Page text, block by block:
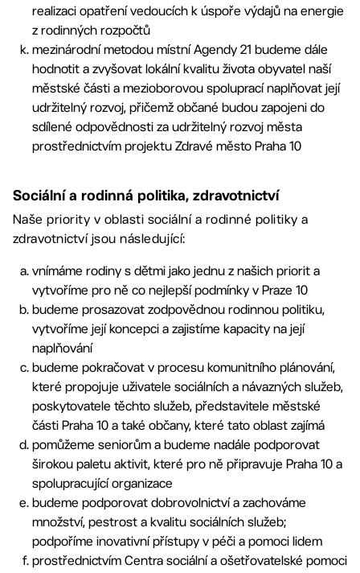
realizaci opatření vedoucích k úspoře výdajů na energie
z rodinných rozpočtů
mezinárodní metodou místní Agendy 21 budeme dále
hodnotit a zvyšovat lokální kvalitu života obyvatel naší
městské části a mezioborovou spoluprací naplňovat její
udržitelný rozvoj, přičemž občané budou zapojeni do
sdílené odpovědnosti za udržitelný rozvoj města
prostřednictvím projektu Zdravé město Praha 10
Sociální a rodinná politika, zdravotnictví
Naše priority v oblasti sociální a rodinné politiky a
zdravotnictví jsou následující:
vnímáme rodiny s dětmi jako jednu z našich priorit a
vytvoříme pro ně co nejlepší podmínky v Praze 10
budeme prosazovat zodpovědnou rodinnou politiku,
vytvoříme její koncepci a zajistíme kapacity na její
naplňování
budeme pokračovat v procesu komunitního plánování,
které propojuje uživatele sociálních a návazných služeb,
poskytovatele těchto služeb, představitele městské
části Praha 10 a také občany, které tato oblast zajímá
pomůžeme seniorům a budeme nadále podporovat
širokou paletu aktivit, které pro ně připravuje Praha 10 a
spolupracující organizace
budeme podporovat dobrovolnictví a zachováme
množství, pestrost a kvalitu sociálních služeb;
podpoříme inovativní přístupy v péči a pomoci lidem
prostřednictvím Centra sociální a ošetřovatelské pomoci